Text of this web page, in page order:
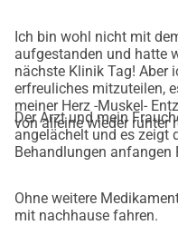
Ich bin wohl nicht mit
aufgestanden und hatte
nächste Klinik Tag! Aber
erfreuliches mitzuteilen,
meiner Herz -Muskel-
von alleine wieder runter
Der Arzt und mein
angelächelt und es zeigt
Behandlungen anfangen
Ohne weitere
mit nachhause fahren.